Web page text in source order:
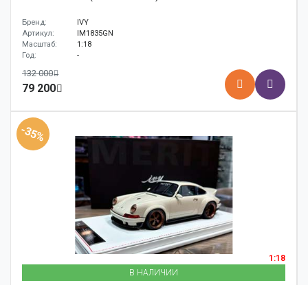
Бренд:
IVY
Артикул:
IM1835GN
Масштаб:
1:18
Год:
-
132 000
79 200
-35%
1:18
В НАЛИЧИИ